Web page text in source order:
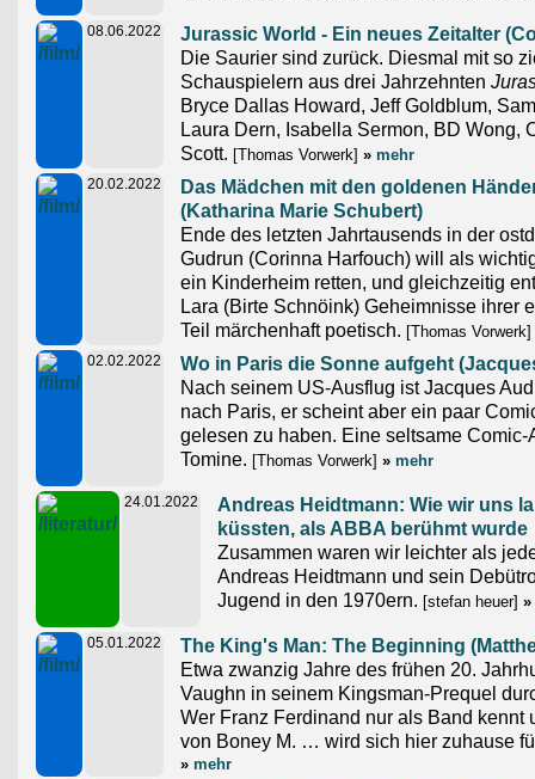
08.06.2022
Jurassic World - Ein neues Zeitalter
Die Saurier sind zurück. Diesmal mit so
Schauspielern aus drei Jahrzehnten
Bryce Dallas Howard, Jeff Goldblum,
Laura Dern, Isabella Sermon, BD Wong,
Scott. [Thomas Vorwerk] » mehr
20.02.2022
Das Mädchen mit den goldenen
(Katharina Marie Schubert)
Ende des letzten Jahrtausends in der
Gudrun (Corinna Harfouch) will als
ein Kinderheim retten, und gleichzeitig
Lara (Birte Schnöink) Geheimnisse ihrer
Teil märchenhaft poetisch. [Thomas Vorwerk]
02.02.2022
Wo in Paris die Sonne aufgeht
Nach seinem US-Ausflug ist Jacques
nach Paris, er scheint aber ein paar
gelesen zu haben. Eine seltsame
Tomine. [Thomas Vorwerk] » mehr
24.01.2022
Andreas Heidtmann: Wie wir uns
küssten, als ABBA berühmt wurde
Zusammen waren wir leichter als
Andreas Heidtmann und sein
Jugend in den 1970ern. [stefan heuer] »
05.01.2022
The King's Man: The Beginning
Etwa zwanzig Jahre des frühen 20.
Vaughn in seinem Kingsman-Prequel
Wer Franz Ferdinand nur als Band kennt
von Boney M. … wird sich hier zuhause
» mehr